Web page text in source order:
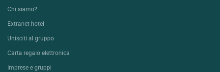
Chi siamo?
Extranet hotel
Unisciti al gruppo
Carta regalo elettronica
Imprese e gruppi